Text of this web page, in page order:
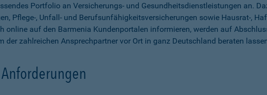
Portfolio an Versicherungs- und Gesundheitsdienstleistungen an.
Pflege-, Unfall- und Berufsunfähigkeitsversicherungen sowie Hausrat-,
online auf den Barmenia Kundenportalen informieren, werden auf
zahlreichen Ansprechpartner vor Ort in ganz Deutschland beraten